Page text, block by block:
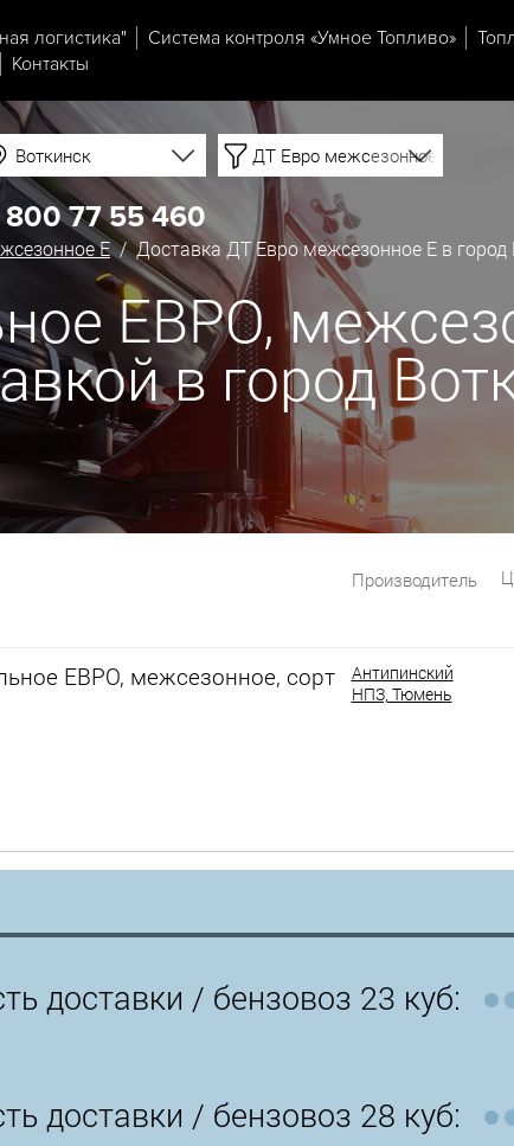
логистика" Система контроля «Умное Топливо»
Контакты
Воткинск ДТ Евро межсезонное Е
800 77 55 460
Е/ Доставка ДТ Евро межсезонное Е в город
ЕВРО,
в город
Производитель
ЕВРО, межсезонное, сорт
Антипинский
НПЗ, Тюмень
доставки / бензовоз 23 куб:
доставки / бензовоз 28 куб: